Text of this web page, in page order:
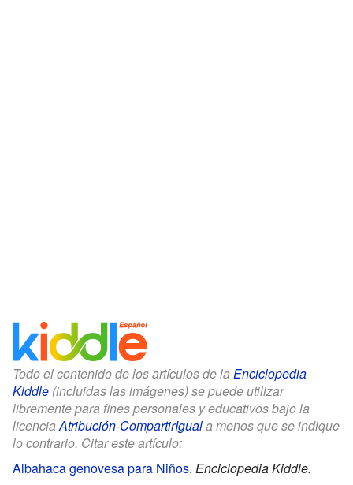
Todo el contenido de los artículos de la Enciclopedia
Kiddle (incluidas las imágenes) se puede utilizar
libremente para fines personales y educativos bajo la
licenciaAtribución-CompartirIguala menos que se indique
lo contrario. Citar este artículo:
Albahaca genovesa para Niños. Enciclopedia Kiddle.